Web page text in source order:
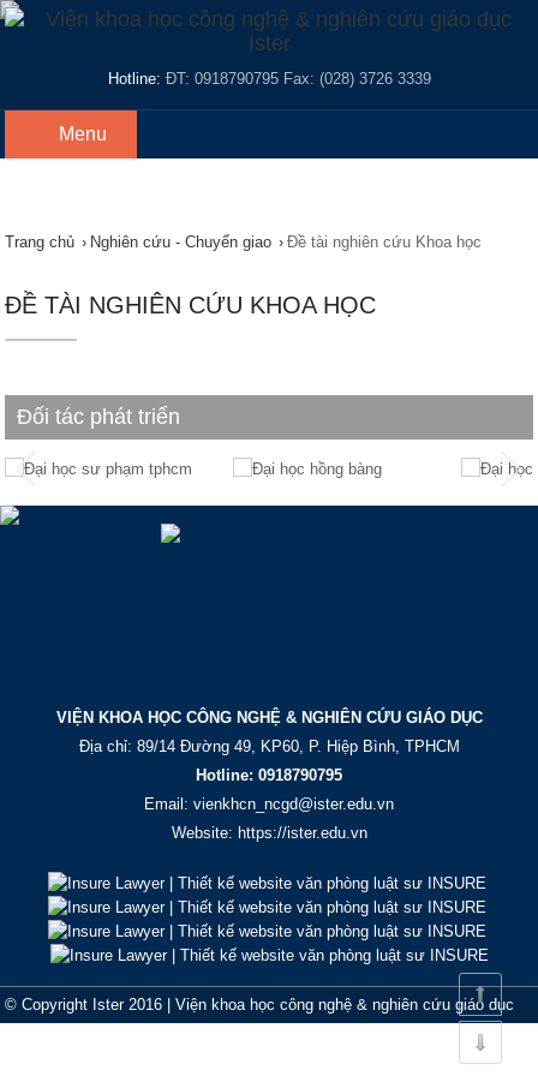
Hotline: ĐT: 0918790795 Fax: (028) 3726 3339
Menu
Trang chủ › Nghiên cứu - Chuyển giao › Đề tài nghiên cứu Khoa học
ĐỀ TÀI NGHIÊN CỨU KHOA HỌC
Đối tác phát triển
VIỆN KHOA HỌC CÔNG NGHỆ & NGHIÊN CỨU GIÁO DỤC
Địa chỉ: 89/14 Đường 49, KP60, P. Hiệp Bình, TPHCM
Hotline: 0918790795
Email: vienkhcn_ncgd@ister.edu.vn
Website: https://ister.edu.vn
© Copyright Ister 2016 | Viện khoa học công nghệ & nghiên cứu giáo dục